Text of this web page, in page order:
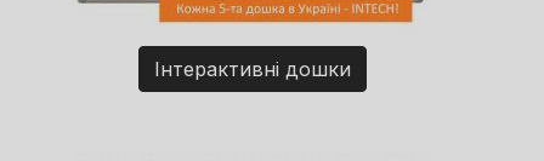
Інтерактивні дошки